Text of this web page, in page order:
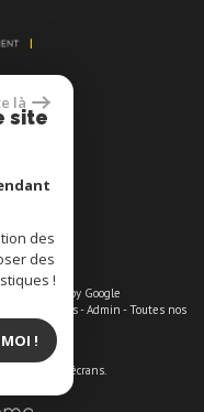
powered by Google
Liens-Admin -Toutes nos
supports,
les types d'écrans.
là
site
des
des
!
!